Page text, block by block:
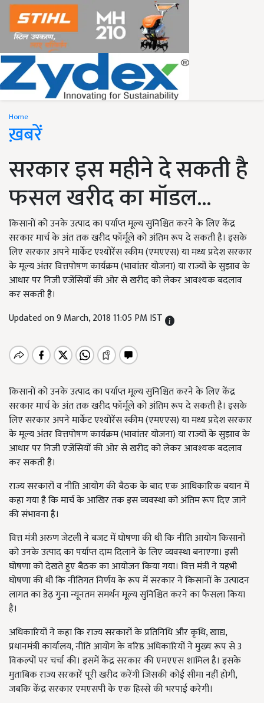
Home
ख़बरें
सरकार इस महीने दे सकती है
फसल खरीद का मॉडल...
किसानों को उनके उत्पाद का पर्याप्त मूल्य सुनिश्चित करने के लिए केंद्र
सरकार मार्च के अंत तक खरीद फॉर्मूले को अंतिम रूप दे सकती है। इसके
लिए सरकार अपने मार्केट एश्योरेंस स्कीम (एमएएस) या मध्य प्रदेश सरकार
के मूल्य अंतर वित्तपोषण कार्यक्रम (भावांतर योजना) या राज्यों के सुझाव के
आधार पर निजी एजेंसियों की ओर से खरीद को लेकर आवश्यक बदलाव
कर सकती है।
Updated on 9 March, 2018 11:05 PM IST
किसानों को उनके उत्पाद का पर्याप्त मूल्य सुनिश्चित करने के लिए केंद्र
सरकार मार्च के अंत तक खरीद फॉर्मूले को अंतिम रूप दे सकती है। इसके
लिए सरकार अपने मार्केट एश्योरेंस स्कीम (एमएएस) या मध्य प्रदेश सरकार
के मूल्य अंतर वित्तपोषण कार्यक्रम (भावांतर योजना) या राज्यों के सुझाव के
आधार पर निजी एजेंसियों की ओर से खरीद को लेकर आवश्यक बदलाव
कर सकती है।
राज्य सरकारों व नीति आयोग की बैठक के बाद एक आधिकारिक बयान में
कहा गया है कि मार्च के आखिर तक इस व्यवस्था को अंतिम रूप दिए जाने
की संभावना है।
वित्त मंत्री अरुण जेटली ने बजट में घोषणा की थी कि नीति आयोग किसानों
को उनके उत्पाद का पर्याप्त दाम दिलाने के लिए व्यवस्था बनाएगा। इसी
घोषणा को देखते हुए बैठक का आयोजन किया गया। वित्त मंत्री ने यहभी
घोषणा की थी कि नीतिगत निर्णय के रूप में सरकार ने किसानों के उत्पादन
लागत का डेढ़ गुना न्यूनतम समर्थन मूल्य सुनिश्चित करने का फैसला किया
है।
अधिकारियों ने कहा कि राज्य सरकारों के प्रतिनिधि और कृथि, खाद्य,
प्रधानमंत्री कार्यालय, नीति आयोग के वरिष्ठ अधिकारियों ने मुख्य रूप से 3
विकल्पों पर चर्चा की। इसमें केंद्र सरकार की एमएएस शामिल है। इसके
मुताबिक राज्य सरकारें पूरी खरीद करेंगी जिसकी कोई सीमा नहीं होगी,
जबकि केंद्र सरकार एमएसपी के एक हिस्से की भरपाई करेगी।